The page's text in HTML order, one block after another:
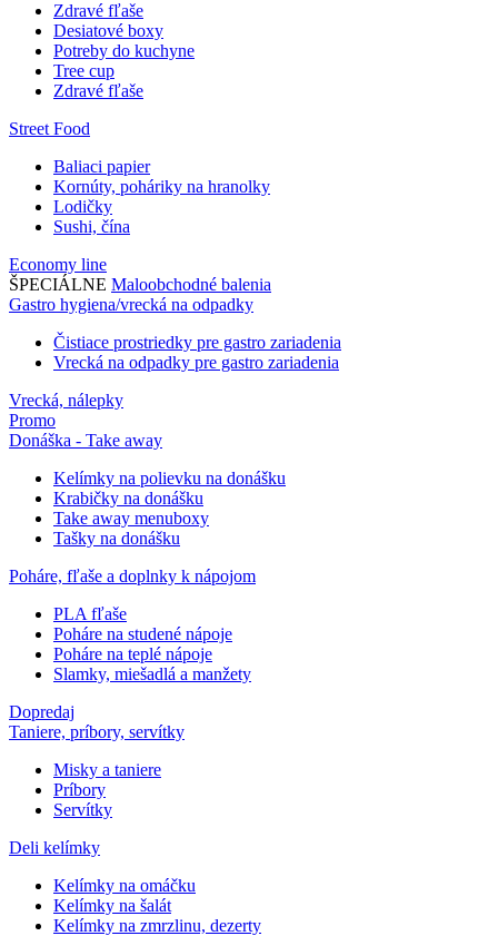
Zdravé fľaše
Desiatové boxy
Potreby do kuchyne
Tree cup
Zdravé fľaše
Street Food
Baliaci papier
Kornúty, poháriky na hranolky
Lodičky
Sushi, čína
Economy line
ŠPECIÁLNE Maloobchodné balenia
Gastro hygiena/vrecká na odpadky
Čistiace prostriedky pre gastro zariadenia
Vrecká na odpadky pre gastro zariadenia
Vrecká, nálepky
Promo
Donáška - Take away
Kelímky na polievku na donášku
Krabičky na donášku
Take away menuboxy
Tašky na donášku
Poháre, fľaše a doplnky k nápojom
PLA fľaše
Poháre na studené nápoje
Poháre na teplé nápoje
Slamky, miešadlá a manžety
Dopredaj
Taniere, príbory, servítky
Misky a taniere
Príbory
Servítky
Deli kelímky
Kelímky na omáčku
Kelímky na šalát
Kelímky na zmrzlinu, dezerty